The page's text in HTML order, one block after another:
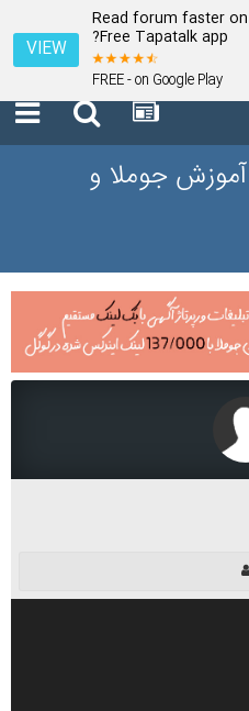
Read forum faster
Free Tapatalk app?
FREE - on Google Play
VIEW
جوملا و